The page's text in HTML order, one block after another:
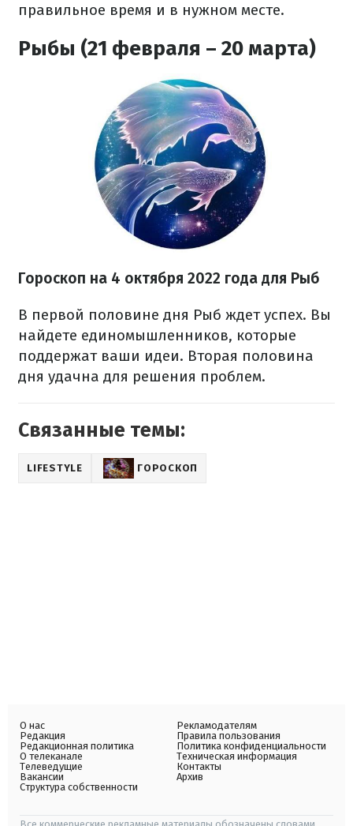
правильное время и в нужном месте.
Рыбы (21 февраля – 20 марта)
Гороскоп на 4 октября 2022 года для Рыб
В первой половине дня Рыб ждет успех. Вы
найдете единомышленников, которые
поддержат ваши идеи. Вторая половина
дня удачна для решения проблем.
Связанные темы:
LIFESTYLE ГОРОСКОП
О нас
Редакция
Редакционная политика
О телеканале
Телеведущие
Вакансии
Структура собственности
Рекламодателям
Правила пользования
Политика конфиденциальности
Техническая информация
Контакты
Архив
Все коммерческие рекламные материалы обозначены словами